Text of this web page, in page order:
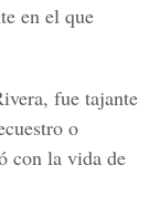
en el que
fue tajante
o
con la vida de